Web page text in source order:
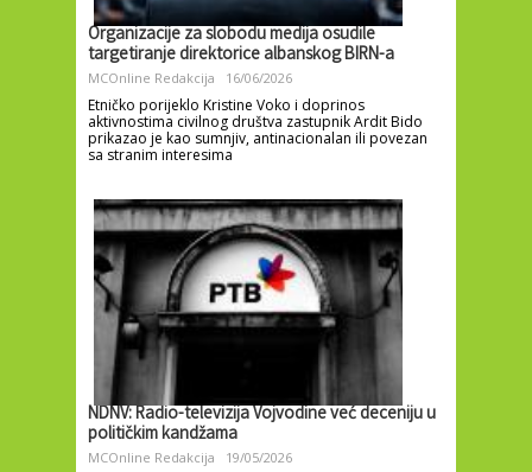
Organizacije za slobodu medija osudile
targetiranje direktorice albanskog BIRN-a
MCOnline Redakcija 16/06/2026
Etničko porijeklo Kristine Voko i doprinos
aktivnostima civilnog društva zastupnik Ardit Bido
prikazao je kao sumnjiv, antinacionalan ili povezan
sa stranim interesima
NDNV: Radio-televizija Vojvodine već deceniju u
političkim kandžama
MCOnline Redakcija 19/05/2026